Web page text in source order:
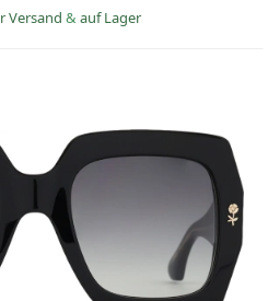
Versand & auf Lager